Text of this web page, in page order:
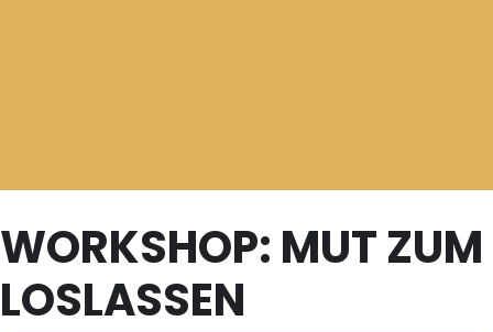
WORKSHOP: MUT ZUM
LOSLASSEN